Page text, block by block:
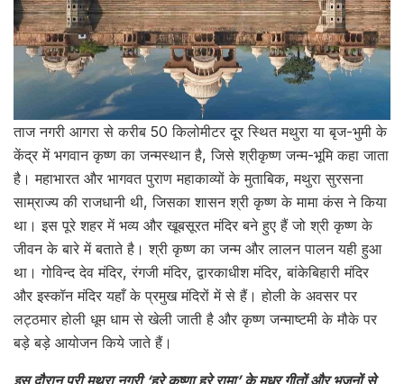
ताज नगरी आगरा से करीब 50 किलोमीटर दूर स्थित मथुरा या बृज-भुमी के
केंद्र में भगवान कृष्ण का जन्मस्थान है, जिसे श्रीकृष्ण जन्म-भूमि कहा जाता
है। महाभारत और भागवत पुराण महाकाव्यों के मुताबिक, मथुरा सुरसना
साम्राज्य की राजधानी थी, जिसका शासन श्री कृष्ण के मामा कंस ने किया
था। इस पूरे शहर में भव्य और खूबसूरत मंदिर बने हुए हैं जो श्री कृष्ण के
जीवन के बारे में बताते है। श्री कृष्ण का जन्म और लालन पालन यही हुआ
था। गोविन्द देव मंदिर, रंगजी मंदिर, द्वारकाधीश मंदिर, बांकेबिहारी मंदिर
और इस्कॉन मंदिर यहाँ के प्रमुख मंदिरों में से हैं। होली के अवसर पर
लट्ठमार होली धूम धाम से खेली जाती है और कृष्ण जन्माष्टमी के मौके पर
बड़े बड़े आयोजन किये जाते हैं।